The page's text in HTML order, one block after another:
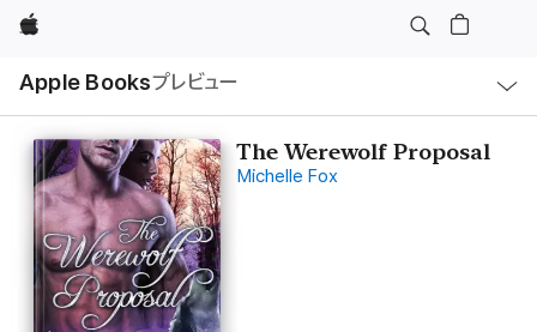
Apple
Apple Booksプレビュー
ル
The Werewolf Proposal
Michelle Fox